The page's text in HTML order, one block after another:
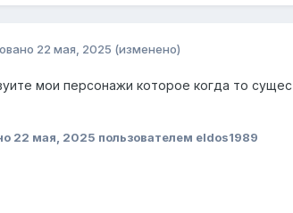
22 мая, 2025 (изменено)
мои персонажи которое когда то
22 мая, 2025 пользователем eldos1989